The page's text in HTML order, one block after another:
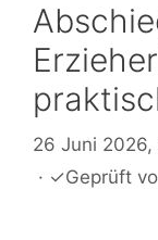
26 Juni 2026,
· ✓Geprüft